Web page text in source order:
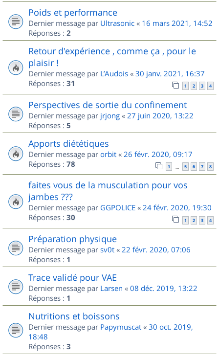
Poids et performance
Dernier message par Ultrasonic « 16 mars 2021, 14:52
Réponses : 2
Retour d'expérience , comme ça , pour le
plaisir !
Dernier message par L’Audois « 30 janv. 2021, 16:37
Réponses : 31 1 2 3 4
Perspectives de sortie du confinement
Dernier message par jrjong « 27 juin 2020, 13:22
Réponses : 5
Apports diététiques
Dernier message par orbit « 26 févr. 2020, 09:17
Réponses : 78 1 … 5 6 7 8
faites vous de la musculation pour vos
jambes ???
Dernier message par GGPOLICE « 24 févr. 2020, 19:30
Réponses : 30 1 2 3 4
Préparation physique
Dernier message par sv0t « 22 févr. 2020, 07:06
Réponses : 1
Trace validé pour VAE
Dernier message par Larsen « 08 déc. 2019, 13:22
Réponses : 1
Nutritions et boissons
Dernier message par Papymuscat « 30 oct. 2019,
18:48
Réponses : 3